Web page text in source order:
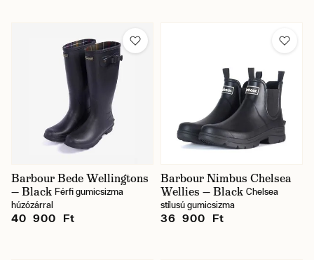
Barbour Bede Wellingtons
— Black Férfi gumicsizma
húzózárral
40 900 Ft
Barbour Nimbus Chelsea
Wellies — Black Chelsea
stílusú gumicsizma
36 900 Ft